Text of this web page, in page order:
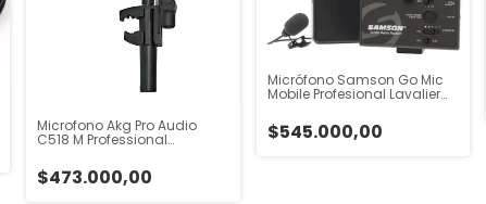
Microfono Akg Pro Audio
C518 M Professional
Negro
$473.000,00
Micrófono Samson Go Mic
Mobile Profesional Lavalier
$545.000,00